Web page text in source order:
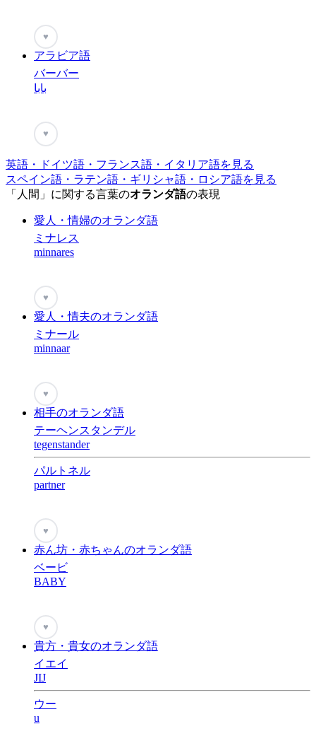
♥
アラビア語
バーバー
بابا
♥
英語・ドイツ語・フランス語・イタリア語を見る
スペイン語・ラテン語・ギリシャ語・ロシア語を見る
「人間」に関する言葉のオランダ語の表現
愛人・情婦のオランダ語
ミナレス
minnares
♥
愛人・情夫のオランダ語
ミナール
minnaar
♥
相手のオランダ語
テーヘンスタンデル
tegenstander
パルトネル
partner
♥
赤ん坊・赤ちゃんのオランダ語
ベービ
BABY
♥
貴方・貴女のオランダ語
イエイ
JIJ
ウー
u